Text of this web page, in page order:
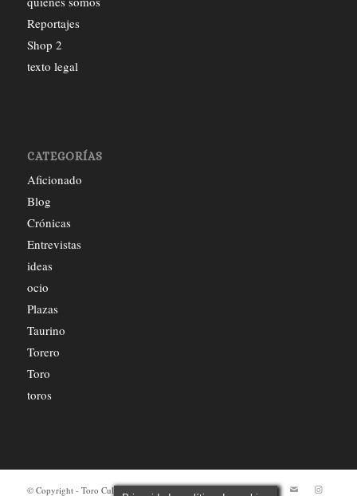
Reportajes
Shop 2
texto legal
CATEGORÍAS
Aficionado
Blog
Crónicas
Entrevistas
ideas
ocio
Plazas
Taurino
Torero
Toro
toros
© Copyright - Toro Cultura